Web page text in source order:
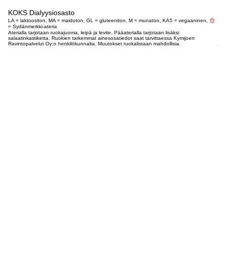
KOKS Dialyysiosasto
LA = laktoositon, MA = maidoton, GL = gluteeniton, M = munaton, KA5 = vegaaninen,
= Sydänmerkki-ateria
Aterialla tarjotaan ruokajuoma, leipä ja levite. Pääaterialla tarjotaan lisäksi
salaatinkastiketta. Ruokien tarkemmat ainesosatiedot saat tarvittaessa Kymijoen
Ravintopalvelut Oy:n henkilökunnalta. Muutokset ruokalistaan mahdollisia.